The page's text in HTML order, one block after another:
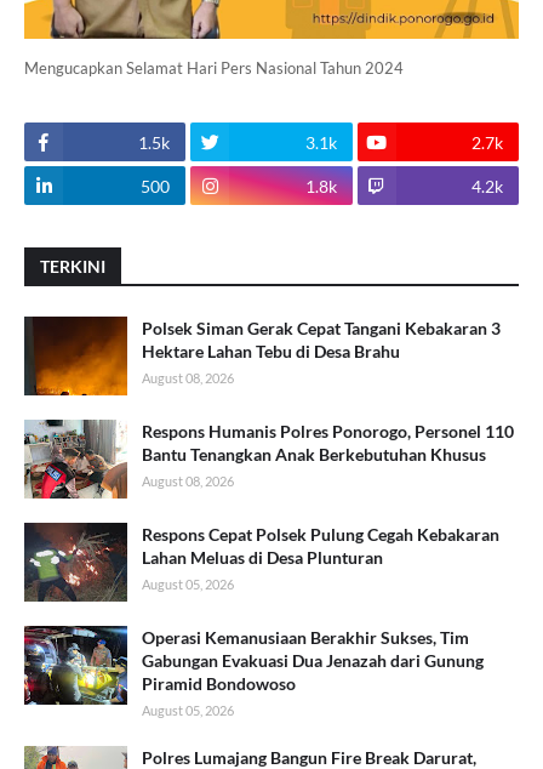
Mengucapkan Selamat Hari Pers Nasional Tahun 2024
1.5k 3.1k 2.7k
500 1.8k 4.2k
TERKINI
Polsek Siman Gerak Cepat Tangani Kebakaran 3
Hektare Lahan Tebu di Desa Brahu
August 08, 2026
Respons Humanis Polres Ponorogo, Personel 110
Bantu Tenangkan Anak Berkebutuhan Khusus
August 08, 2026
Respons Cepat Polsek Pulung Cegah Kebakaran
Lahan Meluas di Desa Plunturan
August 05, 2026
Operasi Kemanusiaan Berakhir Sukses, Tim
Gabungan Evakuasi Dua Jenazah dari Gunung
Piramid Bondowoso
August 05, 2026
Polres Lumajang Bangun Fire Break Darurat,